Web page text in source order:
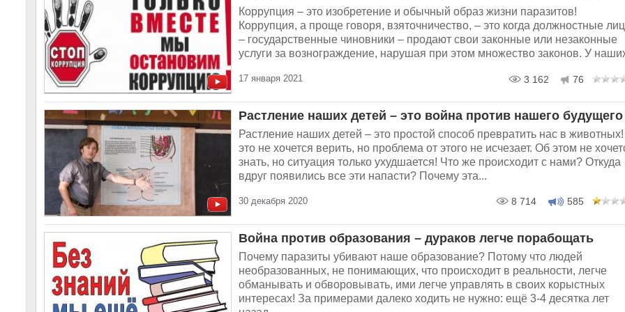
Коррупция – это изобретение и обычный образ жизни паразитов!
Коррупция, а проще говоря, взяточничество, – это когда должностные
– государственные чиновники – продают свои законные или незаконные
услуги за вознограждение, нарушая при этом множество законов. У
17 января 2021 3 162 76
Растление наших детей – это война против нашего будущего
Растление наших детей – это простой способ превратить нас в
это не хочется верить, но проблема от этого не исчезает. Об этом не
знать, но ситуация только ухудшается! Что же происходит с нами? Откуда
вдруг появились все эти напасти? Почему эта...
30 декабря 2020 8 714 585
Война против образования – дураков легче порабощать
Почему паразиты убивают наше образование? Потому что людей
необразованных, не понимающих, что происходит в реальности, легче
обманывать и обворовывать, ими легче управлять в своих корыстных
интересах! За примерами далеко ходить не нужно: ещё 3-4 десятка лет